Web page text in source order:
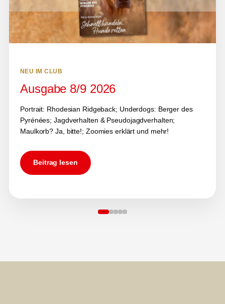
NEU IM CLUB
Ausgabe 8/9 2026
Portrait: Rhodesian Ridgeback; Underdogs: Berger des
Pyrénées; Jagdverhalten & Pseudojagdverhalten;
Maulkorb? Ja, bitte!; Zoomies erklärt und mehr!
Beitrag lesen